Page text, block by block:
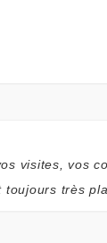
visites, vos
toujours très